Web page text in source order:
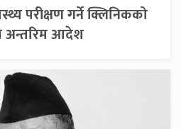
परीक्षण गर्ने क्लिनिकको
अन्तरिम आदेश